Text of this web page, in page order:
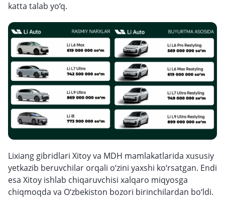
katta talab yo‘q.
Lixiang gibridlari Xitoy va MDH mamlakatlarida xususiy
yetkazib beruvchilar orqali o‘zini yaxshi ko‘rsatgan. Endi
esa Xitoy ishlab chiqaruvchisi xalqaro miqyosga
chiqmoqda va O‘zbekiston bozori birinchilardan bo‘ldi.